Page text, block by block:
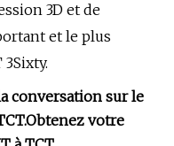
3D et de
et le plus
conversation sur le
Obtenez votre